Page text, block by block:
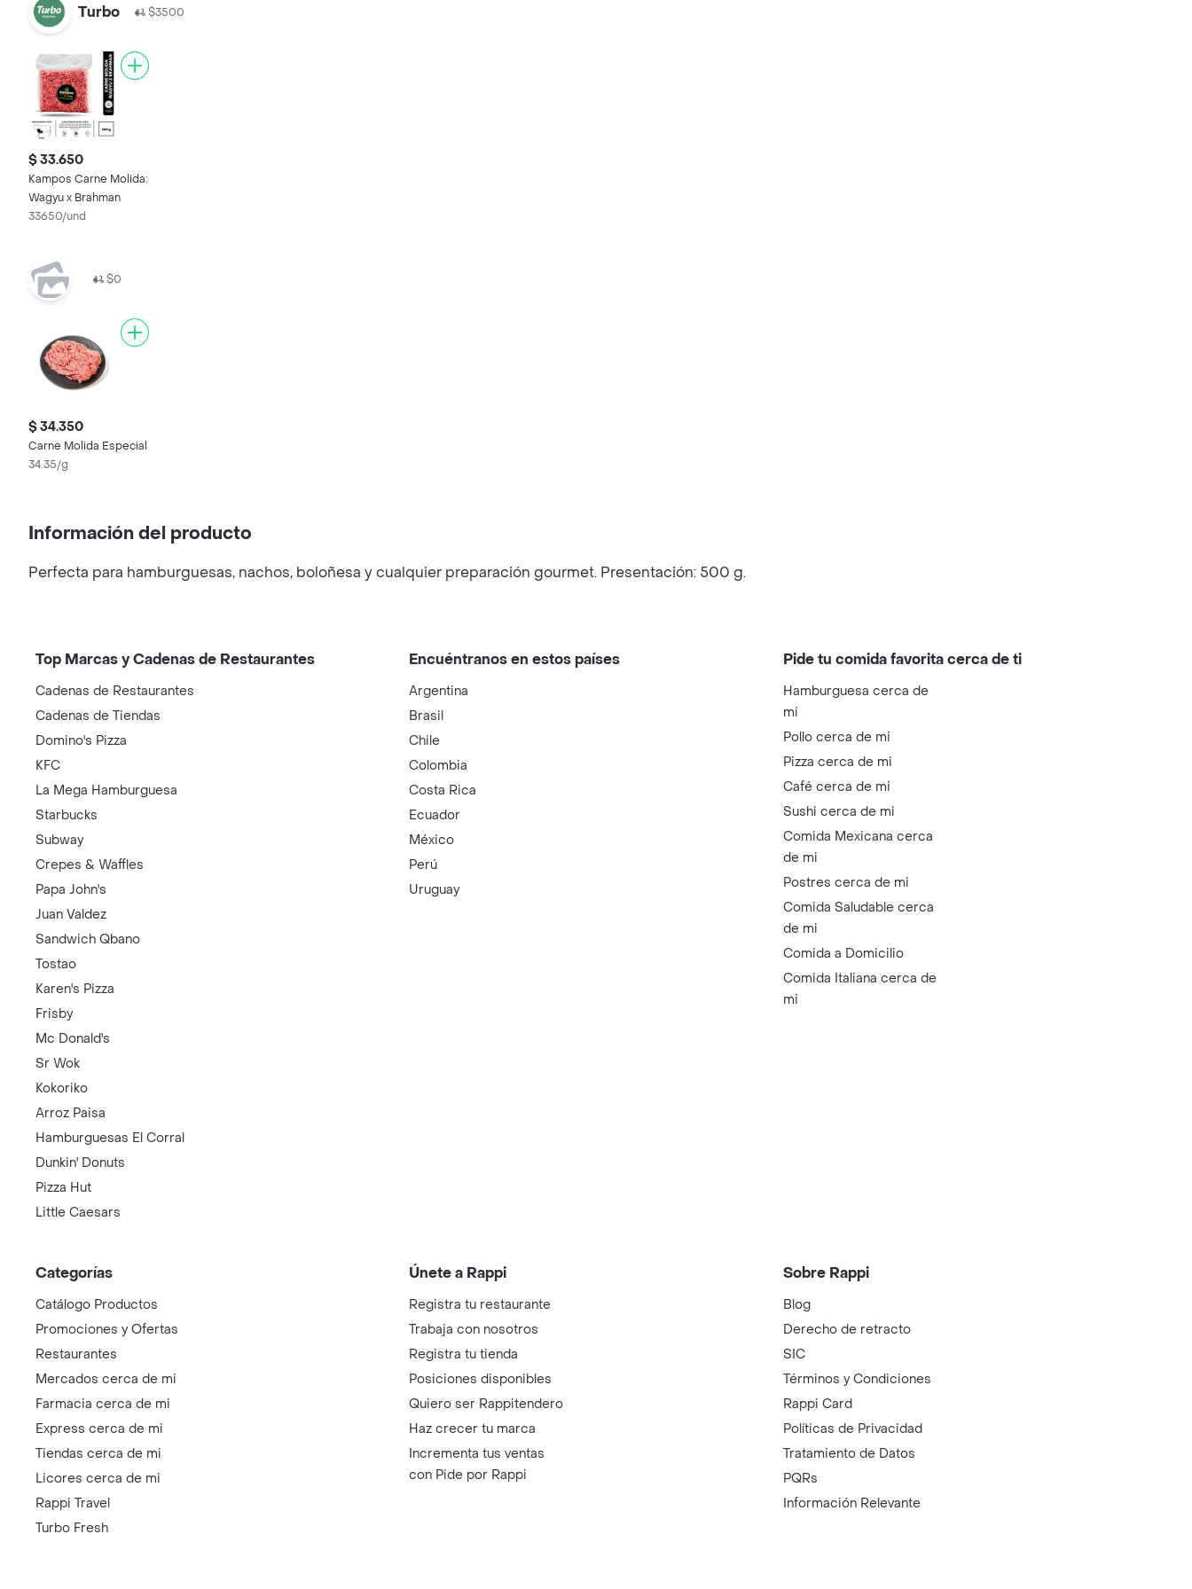
Turbo $3500
$ 33.650
Kampos Carne Molida:
Wagyu x Brahman
33650/und
$0
$ 34.350
Carne Molida Especial
34.35/g
Información del producto
Perfecta para hamburguesas, nachos, boloñesa y cualquier preparación gourmet. Presentación: 500 g.
Top Marcas y Cadenas de Restaurantes
Cadenas de Restaurantes
Cadenas de Tiendas
Domino's Pizza
KFC
La Mega Hamburguesa
Starbucks
Subway
Crepes & Waffles
Papa John's
Juan Valdez
Sandwich Qbano
Tostao
Karen's Pizza
Frisby
Mc Donald's
Sr Wok
Kokoriko
Arroz Paisa
Hamburguesas El Corral
Dunkin' Donuts
Pizza Hut
Little Caesars
Encuéntranos en estos países
Argentina
Brasil
Chile
Colombia
Costa Rica
Ecuador
México
Perú
Uruguay
Pide tu comida favorita cerca de ti
Hamburguesa cerca de
mi
Pollo cerca de mi
Pizza cerca de mi
Café cerca de mi
Sushi cerca de mi
Comida Mexicana cerca
de mi
Postres cerca de mi
Comida Saludable cerca
de mi
Comida a Domicilio
Comida Italiana cerca de
mi
Categorías
Catálogo Productos
Promociones y Ofertas
Restaurantes
Mercados cerca de mi
Farmacia cerca de mi
Express cerca de mi
Tiendas cerca de mi
Licores cerca de mi
Rappi Travel
Turbo Fresh
Únete a Rappi
Registra tu restaurante
Trabaja con nosotros
Registra tu tienda
Posiciones disponibles
Quiero ser Rappitendero
Haz crecer tu marca
Incrementa tus ventas
con Pide por Rappi
Sobre Rappi
Blog
Derecho de retracto
SIC
Términos y Condiciones
Rappi Card
Políticas de Privacidad
Tratamiento de Datos
PQRs
Información Relevante